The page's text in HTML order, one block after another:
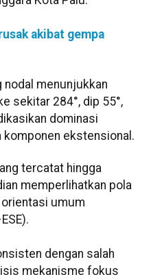
akibat gempa
nodal menunjukkan
sekitar 284°, dip 55°,
dominasi
ekstensional.
tercatat hingga
memperlihatkan pola
umum
dengan salah
mekanisme fokus